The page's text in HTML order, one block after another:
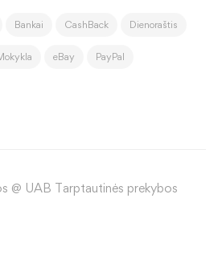
Bankai CashBack Dienoraštis
eBay PayPal
@ UAB Tarptautinės prekybos